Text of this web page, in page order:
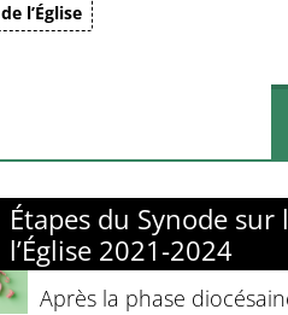
l’Église
Étapes du Synode sur
l’Église 2021-2024
Après la phase